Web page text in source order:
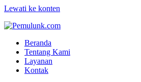
Lewati ke konten
Beranda
Tentang Kami
Layanan
Kontak